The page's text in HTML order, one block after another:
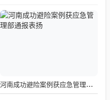
河南成功避险案例获应急管理部通报表扬